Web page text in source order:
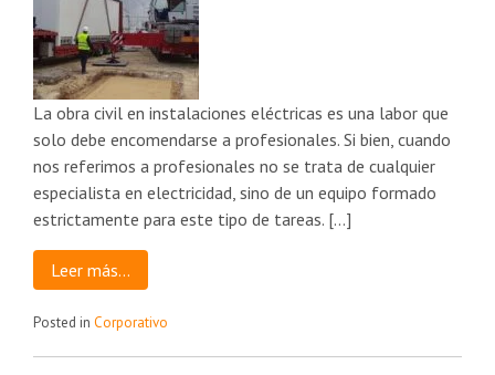
La obra civil en instalaciones eléctricas es una labor que
solo debe encomendarse a profesionales. Si bien, cuando
nos referimos a profesionales no se trata de cualquier
especialista en electricidad, sino de un equipo formado
estrictamente para este tipo de tareas. […]
Leer más…
Posted in Corporativo